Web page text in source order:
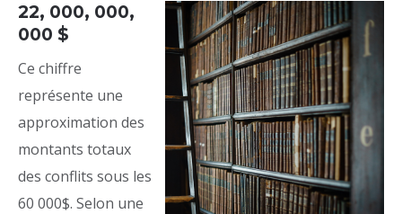
22, 000, 000,
000 $
Ce chiffre
représente une
approximation des
montants totaux
des conflits sous les
60 000$. Selon une